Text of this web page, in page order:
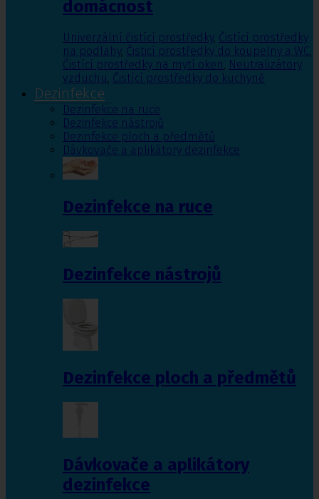
domácnost
Univerzální čistící prostředky, Čistící prostředky
na podlahy, Čisticí prostředky do koupelny a WC,
Čistící prostředky na mytí oken, Neutralizátory
vzduchu, Čistící prostředky do kuchyně
Dezinfekce
Dezinfekce na ruce
Dezinfekce nástrojů
Dezinfekce ploch a předmětů
Dávkovače a aplikátory dezinfekce
Dezinfekce na ruce
Dezinfekce nástrojů
Dezinfekce ploch a předmětů
Dávkovače a aplikátory
dezinfekce